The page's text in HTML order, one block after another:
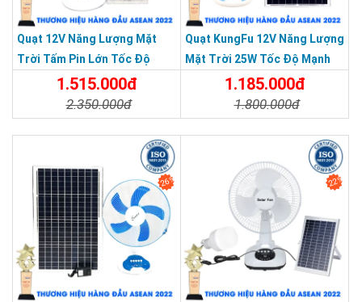
Quạt 12V Năng Lượng Mặt
Trời Tấm Pin Lớn Tốc Độ
Mạnh 4 Cấp Độ Gió - Điều
Khiển Từ Xa
1.515.000đ
2.350.000đ
Quạt KungFu 12V Năng Lượng
Mặt Trời 25W Tốc Độ Mạnh
Tấm Pin Mono1.185.000đ
1.800.000đ
26% 22%